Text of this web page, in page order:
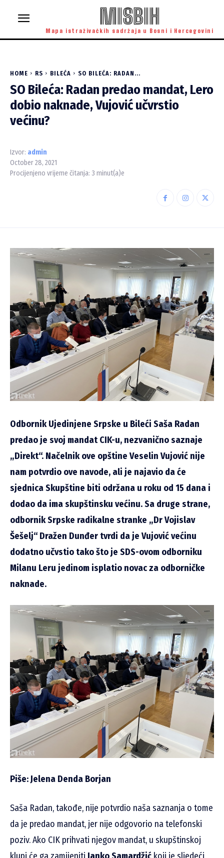
MISBIH
Mapa istraživačkih sadržaja u Bosni i Hercegovini
HOME RS BILEĆA SO BILEĆA: RADAN...
SO Bileća: Radan predao mandat, Lero
dobio naknade, Vujović učvrstio
većinu?
Izvor: admin
October 28, 2021
Procijenjeno vrijeme čitanja: 3 minut(a)e
Odbornik Ujedinjene Srpske u Bileći Saša Radan
predao je svoj mandat CIK-u, nezvanično saznaje
„Direkt“. Načelnik ove opštine Veselin Vujović nije
nam potvrdio ove navode, ali je najavio da će
sjednica Skupštine biti održana u roku od 15 dana i
dodao da ima skupštinsku većinu. Sa druge strane,
odbornik Srpske radikalne stranke „Dr Vojislav
Šešelj“ Dražen Dunđer tvrdi da je Vujović većinu
dodatno učvstio tako što je SDS-ovom odborniku
Milanu Leru jedinom isplatio novac za odborničke
naknade.
Piše: Jelena Denda Borjan
Saša Radan, takođe, nije potvrdio naša saznanja o tome
da je predao mandat, jer nije odgovorio na telefonski
poziv. Ako CIK prihvati njegov mandat, u skupštinskoj